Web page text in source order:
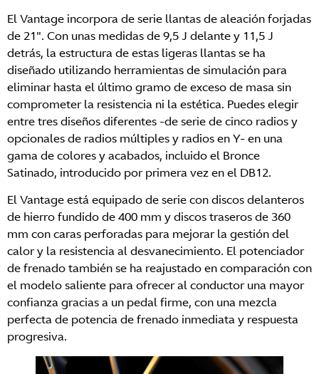
El Vantage incorpora de serie llantas de aleación forjadas
de 21″. Con unas medidas de 9,5 J delante y 11,5 J
detrás, la estructura de estas ligeras llantas se ha
diseñado utilizando herramientas de simulación para
eliminar hasta el último gramo de exceso de masa sin
comprometer la resistencia ni la estética. Puedes elegir
entre tres diseños diferentes -de serie de cinco radios y
opcionales de radios múltiples y radios en Y- en una
gama de colores y acabados, incluido el Bronce
Satinado, introducido por primera vez en el DB12.
El Vantage está equipado de serie con discos delanteros
de hierro fundido de 400 mm y discos traseros de 360
mm con caras perforadas para mejorar la gestión del
calor y la resistencia al desvanecimiento. El potenciador
de frenado también se ha reajustado en comparación con
el modelo saliente para ofrecer al conductor una mayor
confianza gracias a un pedal firme, con una mezcla
perfecta de potencia de frenado inmediata y respuesta
progresiva.